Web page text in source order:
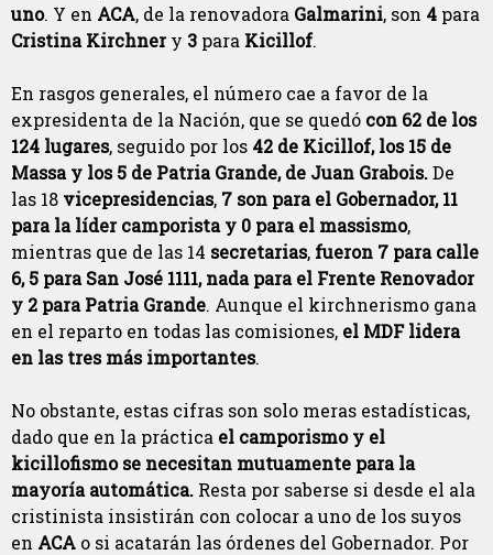
uno. Y en ACA, de la renovadora Galmarini, son 4 para
Cristina Kirchnery 3 para Kicillof.
En rasgos generales, el número cae a favor de la
expresidenta de la Nación, que se quedó con 62 de los
124 lugares, seguido por los 42 de Kicillof, los 15 de
Massa y los 5 de Patria Grande, de Juan Grabois.De
las 18 vicepresidencias, 7 son para el Gobernador, 11
para la líder camporista y 0 para el massismo,
mientras que de las 14 secretarias, fueron 7 para calle
6, 5 para San José 1111, nada para el Frente Renovador
y 2 para Patria Grande. Aunque el kirchnerismo gana
en el reparto en todas las comisiones, el MDF lidera
en las tres más importantes.
No obstante, estas cifras son solo meras estadísticas,
dado que en la práctica el camporismo y el
kicillofismo se necesitan mutuamente para la
mayoría automática. Resta por saberse si desde el ala
cristinista insistirán con colocar a uno de los suyos
en ACA o si acatarán las órdenes del Gobernador. Por